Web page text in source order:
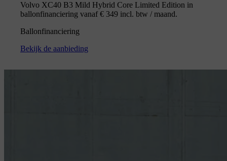
Volvo XC40 B3 Mild Hybrid Core Limited Edition in
ballonfinanciering vanaf € 349 incl. btw / maand.
Ballonfinanciering
Bekijk de aanbieding